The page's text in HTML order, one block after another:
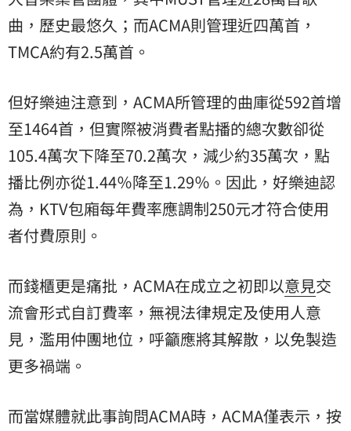
曲，歷史最悠久；而ACMA則管理近四萬首，
TMCA約有2.5萬首。
但好樂迪注意到，ACMA所管理的曲庫從592首增
至1464首，但實際被消費者點播的總次數卻從
105.4萬次下降至70.2萬次，減少約35萬次，點
播比例亦從1.44％降至1.29％。因此，好樂迪認
為，KTV包廂每年費率應調制250元才符合使用
者付費原則。
而錢櫃更是痛批，ACMA在成立之初即以意見交
流會形式自訂費率，無視法律規定及使用人意
見，濫用仲團地位，呼籲應將其解散，以免製造
更多禍端。
而當媒體就此事詢問ACMA時，ACMA僅表示，按